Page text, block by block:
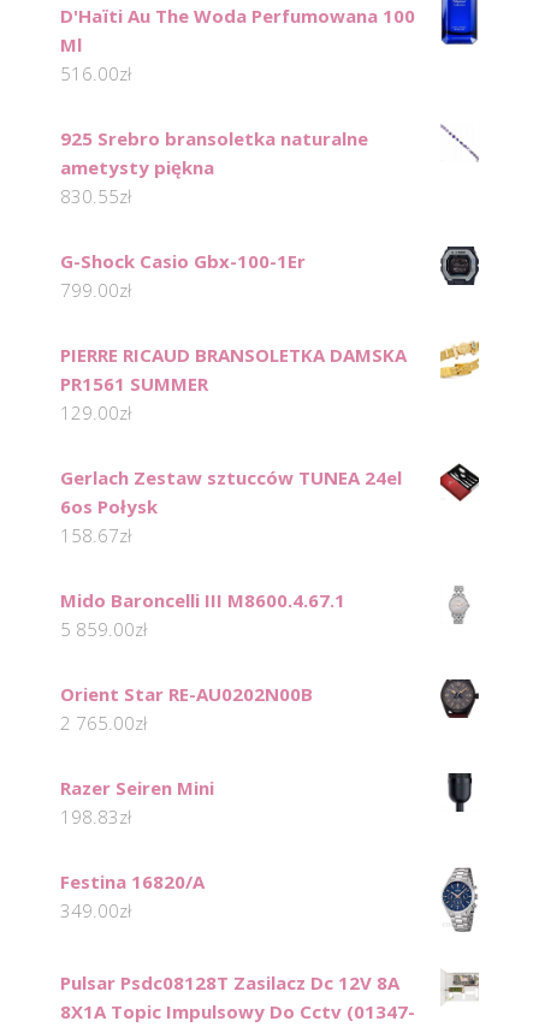
D'Haïti Au The Woda Perfumowana 100
Ml
516.00zł
925 Srebro bransoletka naturalne
ametysty piękna
830.55zł
G-Shock Casio Gbx-100-1Er
799.00zł
PIERRE RICAUD BRANSOLETKA DAMSKA
PR1561 SUMMER
129.00zł
Gerlach Zestaw sztucców TUNEA 24el
6os Połysk
158.67zł
Mido Baroncelli III M8600.4.67.1
5 859.00zł
Orient Star RE-AU0202N00B
2 765.00zł
Razer Seiren Mini
198.83zł
Festina 16820/A
349.00zł
Pulsar Psdc08128T Zasilacz Dc 12V 8A
8X1A Topic Impulsowy Do Cctv (01347-